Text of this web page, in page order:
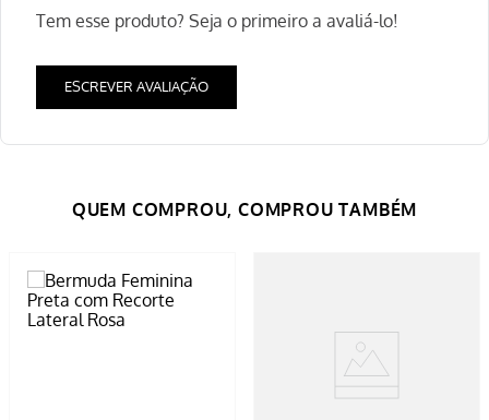
Tem esse produto? Seja o primeiro a avaliá-lo!
ESCREVER AVALIAÇÃO